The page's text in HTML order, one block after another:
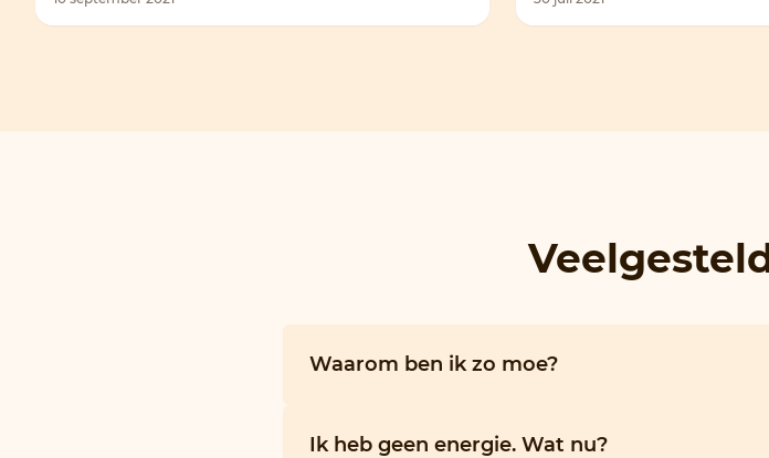
Waarom ben ik zo moe?
Ik heb geen energie. Wat nu?